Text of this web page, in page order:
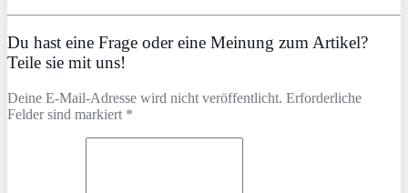
Du hast eine Frage oder eine Meinung zum Artikel?
Teile sie mit uns!
Deine E-Mail-Adresse wird nicht veröffentlicht. Erforderliche
Felder sind markiert *